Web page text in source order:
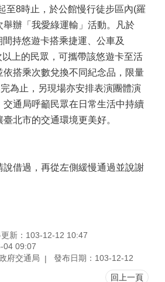
至8時止，於公館慢行徒步區內(羅
舉辦「我愛綠運輸」活動。凡於
持悠遊卡搭乘捷運、公車及
上的民眾，可攜帶該悠遊卡至活
依搭乘次數兌換不同紀念品，限量
為止，另現場亦安排表演團體演
交通局呼籲民眾在日常生活中持續
北市的交通環境更美好。
說借過，再從左側緩慢通過並說謝
更新：103-12-12 10:47
04 09:07
府交通局
發布日期：103-12-12
回上一頁